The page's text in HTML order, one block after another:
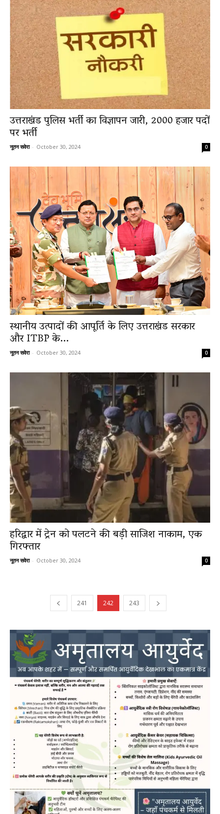
उत्तराखंड पुलिस भर्ती का विज्ञापन जारी, 2000 हजार पदों
पर भर्ती
नूतन सवेरा - October 30, 2024 0
स्थानीय उत्पादों की आपूर्ति के लिए उत्तराखंड सरकार
और ITBP के...
नूतन सवेरा - October 30, 2024 0
हरिद्वार में ट्रेन को पलटने की बड़ी साजिश नाकाम, एक
गिरफ्तार
नूतन सवेरा - October 30, 2024 0
241 242 243